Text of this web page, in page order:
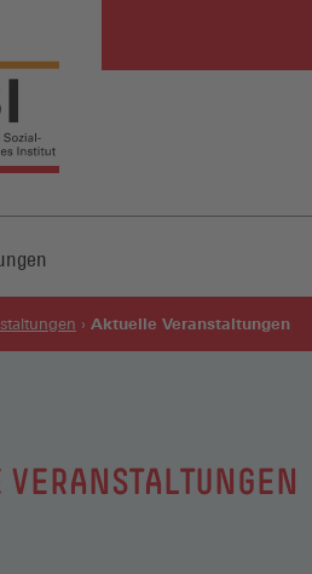
Aktuelle Veranstaltungen
VERANSTALTUNGEN